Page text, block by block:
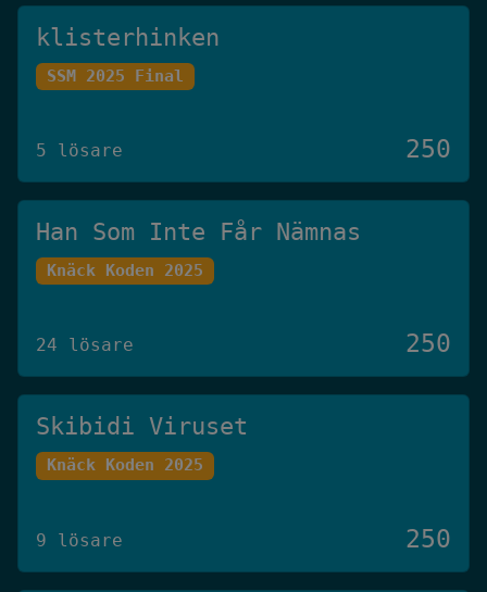
klisterhinken
SSM 2025 Final
5 lösare 250
Han Som Inte Får Nämnas
Knäck Koden 2025
24 lösare 250
Skibidi Viruset
Knäck Koden 2025
9 lösare 250